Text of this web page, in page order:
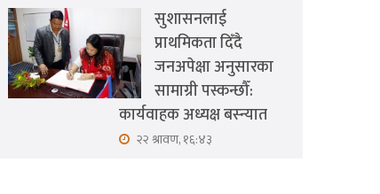
सुशासनलाई
प्राथमिकता दिँदै
जनअपेक्षा अनुसारका
सामाग्री पस्कन्छौँ:
कार्यवाहक अध्यक्ष बस्न्यात
२२ श्रावण, १६:४३